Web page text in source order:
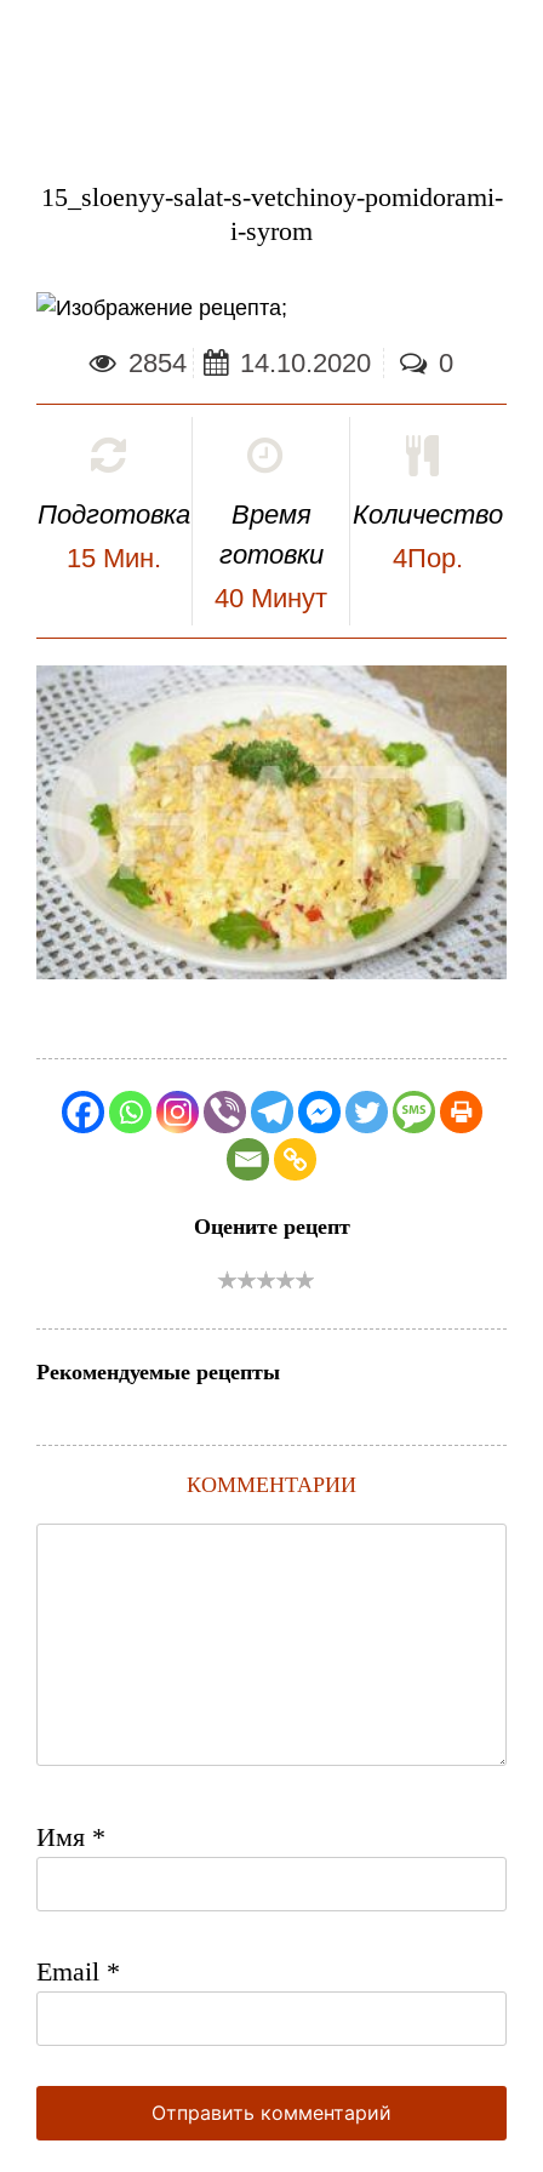
15_sloenyy-salat-s-vetchinoy-pomidorami-
i-syrom
;
2854 14.10.2020 0
Подготовка
15 Мин.
Время
готовки
40 Минут
Количество
4Пор.
Оцените рецепт
Рекомендуемые рецепты
КОММЕНТАРИИ
Имя *
Email *